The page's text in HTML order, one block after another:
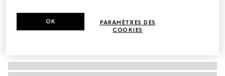
PARAMÈTRES DES
COOKIES
OK